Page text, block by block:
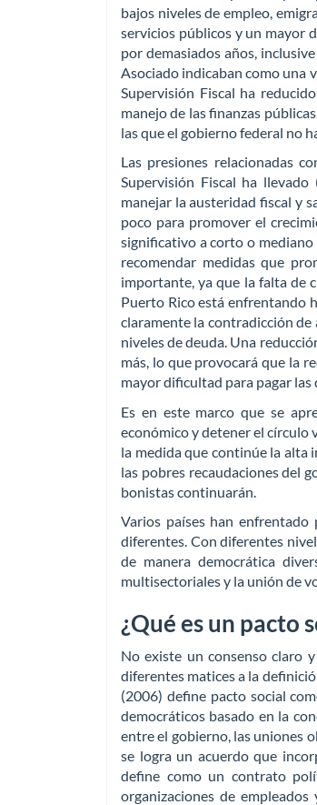
bajos niveles de empleo,
servicios públicos y un mayor
por demasiados años,
Asociado indicaban como una
Supervisión Fiscal ha
manejo de las finanzas
las que el gobierno federal no
Las presiones relacionadas
Supervisión Fiscal ha
manejar la austeridad fiscal y
poco para promover el
significativo a corto o mediano
recomendar medidas que
importante, ya que la falta de
Puerto Rico está enfrentando
claramente la contradicción
niveles de deuda. Una
más, lo que provocará que la
mayor dificultad para pagar las
Es en este marco que se
económico y detener el círculo
la medida que continúe la alta
las pobres recaudaciones del
bonistas continuarán.
Varios países han enfrentado
diferentes. Con diferentes
de manera democrática
multisectoriales y la unión de
¿Qué es un pacto
No existe un consenso claro
diferentes matices a la
(2006) define pacto social
democráticos basado en la
entre el gobierno, las uniones
se logra un acuerdo que
define como un contrato
organizaciones de